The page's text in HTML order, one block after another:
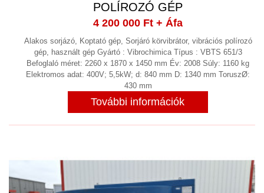
POLÍROZÓ GÉP
4 200 000 Ft + Áfa
Alakos sorjázó, Koptató gép, Sorjáró körvibrátor, vibrációs polírozó
gép, használt gép Gyártó : Vibrochimica Típus : VBTS 651/3
Befoglaló méret: 2260 x 1870 x 1450 mm Év: 2008 Súly: 1160 kg
Elektromos adat: 400V; 5,5kW; d: 840 mm D: 1340 mm ToruszØ:
430 mm
További információk